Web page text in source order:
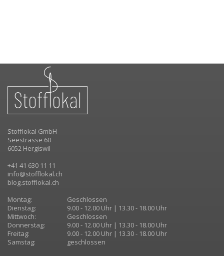
Stofflokal GmbH
Seestrasse 60
6052 Hergiswil
+41 41 630 11 11
info@stofflokal.ch
blog.stofflokal.ch
Montag:
Geschlossen
Dienstag:
9.00 - 12.00 Uhr | 13.30 - 18.00 Uhr
Mittwoch:
Geschlossen
Donnerstag:
9.00 - 12.00 Uhr | 13.30 - 18.00 Uhr
Freitag:
9.00 - 12.00 Uhr | 13.30 - 18.00 Uhr
Samstag:
geschlossen